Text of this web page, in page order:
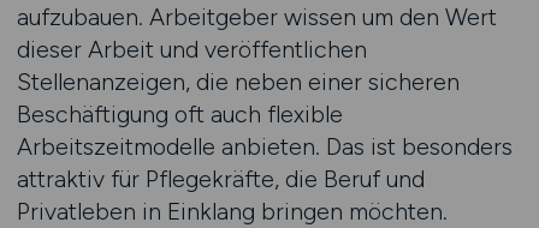
aufzubauen. Arbeitgeber wissen um den Wert
dieser Arbeit und veröffentlichen
Stellenanzeigen, die neben einer sicheren
Beschäftigung oft auch flexible
Arbeitszeitmodelle anbieten. Das ist besonders
attraktiv für Pflegekräfte, die Beruf und
Privatleben in Einklang bringen möchten.